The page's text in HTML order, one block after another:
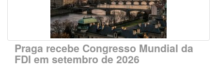
Praga recebe Congresso Mundial da
FDI em setembro de 2026